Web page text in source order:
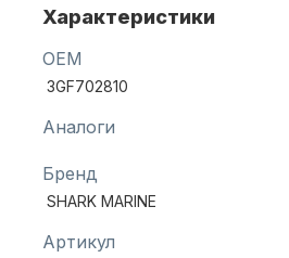
Масла для лодочных моторов
Характеристики
OEM
3GF702810
Аналоги
Бренд
SHARK MARINE
Артикул